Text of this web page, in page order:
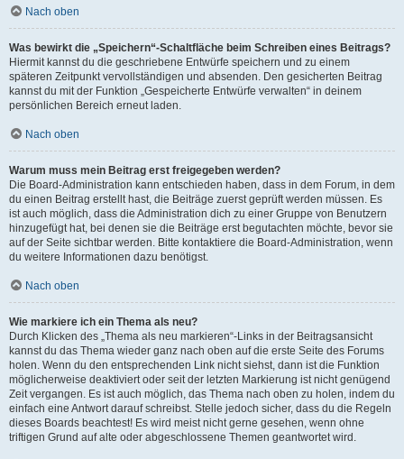
Nach oben
Was bewirkt die „Speichern“-Schaltfläche beim Schreiben eines Beitrags?
Hiermit kannst du die geschriebene Entwürfe speichern und zu einem
späteren Zeitpunkt vervollständigen und absenden. Den gesicherten Beitrag
kannst du mit der Funktion „Gespeicherte Entwürfe verwalten“ in deinem
persönlichen Bereich erneut laden.
Nach oben
Warum muss mein Beitrag erst freigegeben werden?
Die Board-Administration kann entschieden haben, dass in dem Forum, in dem
du einen Beitrag erstellt hast, die Beiträge zuerst geprüft werden müssen. Es
ist auch möglich, dass die Administration dich zu einer Gruppe von Benutzern
hinzugefügt hat, bei denen sie die Beiträge erst begutachten möchte, bevor sie
auf der Seite sichtbar werden. Bitte kontaktiere die Board-Administration, wenn
du weitere Informationen dazu benötigst.
Nach oben
Wie markiere ich ein Thema als neu?
Durch Klicken des „Thema als neu markieren“-Links in der Beitragsansicht
kannst du das Thema wieder ganz nach oben auf die erste Seite des Forums
holen. Wenn du den entsprechenden Link nicht siehst, dann ist die Funktion
möglicherweise deaktiviert oder seit der letzten Markierung ist nicht genügend
Zeit vergangen. Es ist auch möglich, das Thema nach oben zu holen, indem du
einfach eine Antwort darauf schreibst. Stelle jedoch sicher, dass du die Regeln
dieses Boards beachtest! Es wird meist nicht gerne gesehen, wenn ohne
triftigen Grund auf alte oder abgeschlossene Themen geantwortet wird.